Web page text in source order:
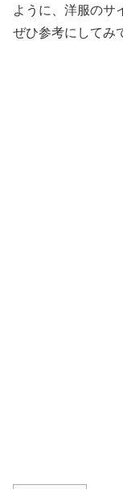
ように、洋服のサ
ぜひ参考にしてみ